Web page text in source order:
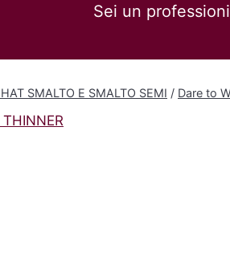
Sei un
SMALTO E SMALTO SEMI / Dare to